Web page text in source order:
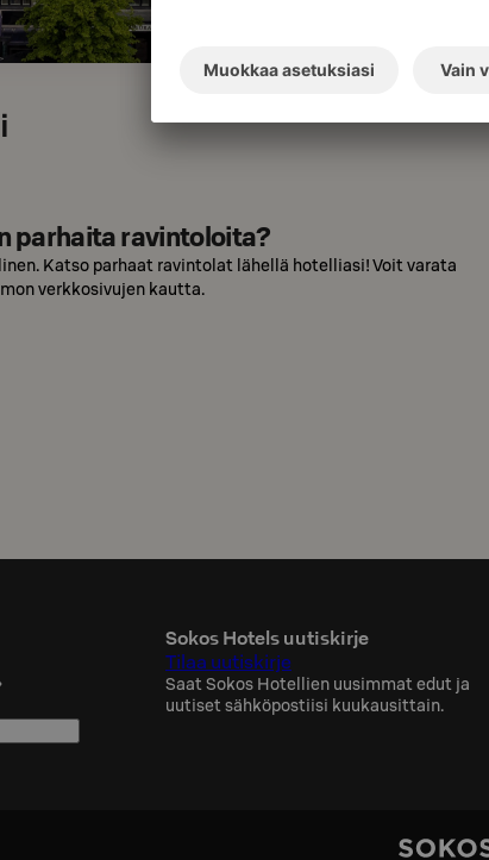
parhaita ravintoloita?
Katso parhaat ravintolat lähellä hotelliasi! Voit varata
verkkosivujen kautta.
›
Sokos Hotels uutiskirje
Tilaa uutiskirje
Saat Sokos Hotellien uusimmat edut ja
uutiset sähköpostiisi kuukausittain.